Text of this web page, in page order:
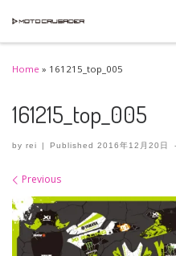
Skip to content
Home » 161215_top_005
161215_top_005
by rei | Published2016年12月20日 -
Images navigation
Previous